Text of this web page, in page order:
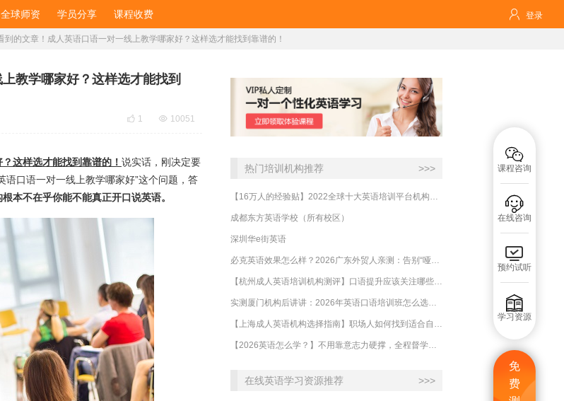
全球师资 学员分享 课程收费  登录

课程咨询

在线咨询

预约试听

学习资源
免
费
到的文章！成人英语口语一对一线上教学哪家好？这样选才能找到靠谱的！
教学哪家好？这样选才能找到
 1  10051
这样选才能找到靠谱的！ 说实话，刚决定要
口语一对一线上教学哪家好”这个问题，答
本不在乎你能不能真正开口说英语。
热门培训机构推荐 >>>
成都东方英语学校（所有校区）
深圳华e街英语
在线英语学习资源推荐 >>>